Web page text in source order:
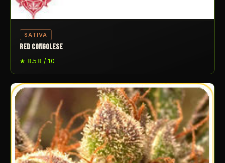
SATIVA
RED CONGOLESE
★ 8.58 / 10